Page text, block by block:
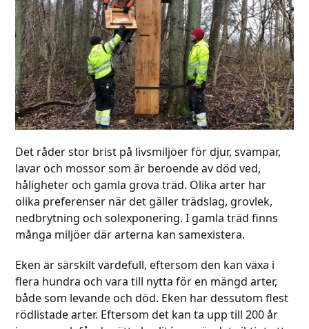
Det råder stor brist på livsmiljöer för djur, svampar,
lavar och mossor som är beroende av död ved,
håligheter och gamla grova träd. Olika arter har
olika preferenser när det gäller trädslag, grovlek,
nedbrytning och solexponering. I gamla träd finns
många miljöer där arterna kan samexistera.
Eken är särskilt värdefull, eftersom den kan växa i
flera hundra och vara till nytta för en mängd arter,
både som levande och död. Eken har dessutom flest
rödlistade arter. Eftersom det kan ta upp till 200 år